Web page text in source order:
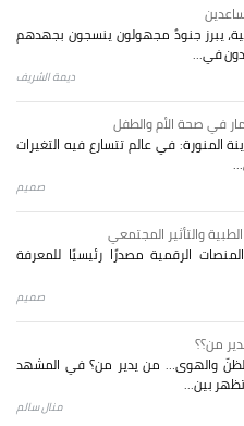
يبرز جنودٌ مجهولون ينسجون بجهدهم
في...
ديمة الشريف
في صحة الأم والطفل
المنورة: في عالم تتسارع فيه التغيرات
صميم
والتأثير المجتمعي
الرقمية مصدرًا رئيسيًا للمعرفة
صميم
من؟؟
الظنّ والهوى… من يدير من؟ في المشهد
تظهر بين...
منال سالم